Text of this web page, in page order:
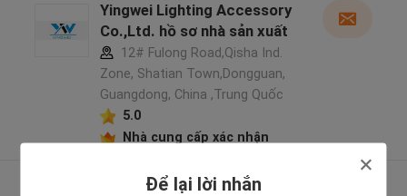
Để lại lời nhắn
Yingwei Lighting Accessory
Co.,Ltd. hồ sơ nhà sản xuất
12# Fulong Road,Qisha Ind.
Zone, Shatian Town,Dongguan,
Guangdong, China ,Trung Quốc
5.0
Nhà cung cấp xác nhận
Xem thêm